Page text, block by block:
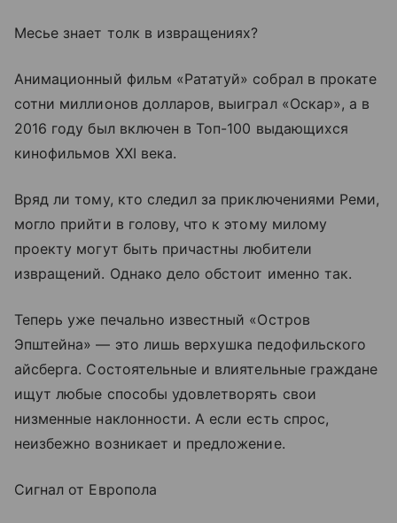
Месье знает толк в извращениях?
Анимационный фильм «Рататуй» собрал в прокате
сотни миллионов долларов, выиграл «Оскар», а в
2016 году был включен в Топ-100 выдающихся
кинофильмов XXI века.
Вряд ли тому, кто следил за приключениями Реми,
могло прийти в голову, что к этому милому
проекту могут быть причастны любители
извращений. Однако дело обстоит именно так.
Теперь уже печально известный «Остров
Эпштейна» — это лишь верхушка педофильского
айсберга. Состоятельные и влиятельные граждане
ищут любые способы удовлетворять свои
низменные наклонности. А если есть спрос,
неизбежно возникает и предложение.
Сигнал от Европола